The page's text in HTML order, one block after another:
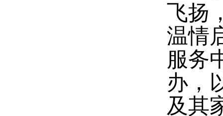
飞扬
温情
服务
办，
及其